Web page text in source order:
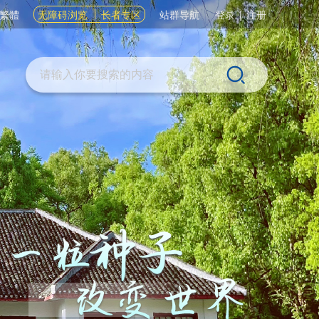
繁體 无障碍浏览 长者专区 站群导航 登录|注册